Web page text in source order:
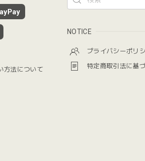
方法について
NOTICE
プライバシーポリ
特定商取引法に基